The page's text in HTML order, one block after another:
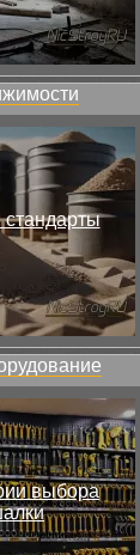
выбора